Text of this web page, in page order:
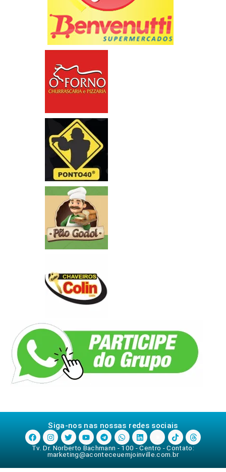
Siga-nos nas nossas redes sociais
Tv. Dr. Norberto Bachmann - 100 - Centro - Contato:
marketing@aconteceuemjoinville.com.br